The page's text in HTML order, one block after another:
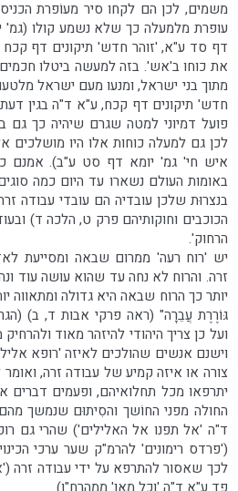
משמים, לכן הם לקחו סיר מעוֹפרת
עופרת מלמעלה כך שלא נשמע קולו (גמ'
דף סד ע"א, 'זוהר חדש' תיקונים דף
את כוחו ב'אש'. בזה למעשה ביטלו
מתוך בני ישראל, ומנעו מעם ישראל
חדש' תיקונים דף קכח, ע"א ד"ה בגין
פועל דמיוני למטה שגרם שיהיה כך גם
לכן גם למעלה כוחות אלו היו מושלכים
איש חי' גמ' יומא דף סט ע"ב). אמנם
באומות העולם נשארו עד היום כמה
בנצרוּת שלכן עובדיה הם עובדי עבודה
הכוכבים וחוקותיהם פרק ט, הלכה ד)
הרחוק'.
יש 'רוח רעה' ממרום שבאה ומסייעת
זרה. והרוח לא נחה עד שהוא עושה עוד
יותר כך הרוח שבאה היא גדולה ומתאווה
גּוֹרֶרֶת עֲבֵרָה" (ראה פרקי אבות ד, ב)
ועל כן צריך היהודי להיזהר מאוד
וישנם אנשים שהולכים לאיזה 'רופא
צורה או איזה קמיע של עבודה זרה,
יתרפאו מכל תחלואיהם, ופעמים דברים
החולה מפני החוֹשך והסִיתוּם שנמשך
ד"ה 'אל תפנו אל האלילים') שהרי גם
('פרדס רימונים' להרמ"ק שער ערכי
לכך שאסור להתרפא על ידי עבודה זרה